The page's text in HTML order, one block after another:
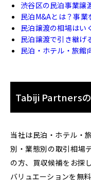
渋谷区の民泊事業譲
民泊M&Aとは？事
民泊譲渡の相場はい
民泊譲渡で引き継げ
民泊・ホテル・旅館
Tabiji Partners
当社は民泊・ホテル・
別・業態別の取引相場
の方、買収候補をお探
バリュエーションを無